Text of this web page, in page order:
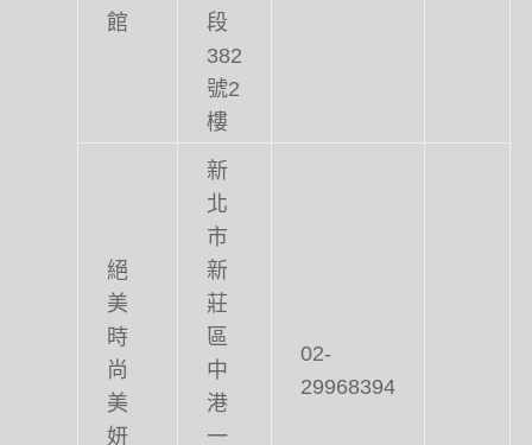
館
段
382
號2
樓
絕
美
時
尚
美
妍
新
北
市
新
莊
區
中
港
一
02-
29968394